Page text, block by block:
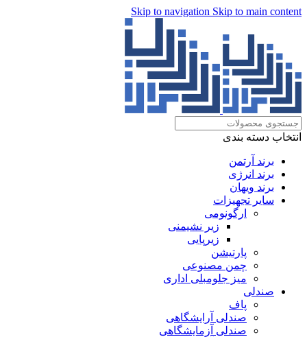
Skip to navigation Skip to main content
انتخاب دسته بندی
برند آرتمن
برند انرژی
برند ویهان
سایر تجهیزات
ارگونومی
زیر نشیمنی
زیرپایی
پارتیشن
چمن مصنوعی
میز جلومبلی اداری
صندلی
پاف
صندلی آرایشگاهی
صندلی آزمایشگاهی